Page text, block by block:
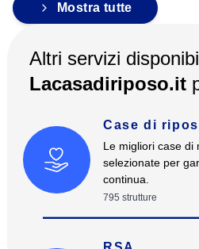
Mostra tutte
Altri servizi
Lacasadiriposo.it
Case di
Le migliori case di
selezionate per
continua.
795 strutture